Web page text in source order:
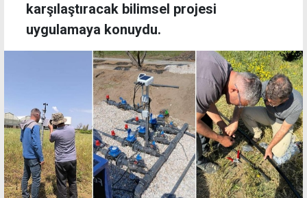
karşılaştıracak bilimsel projesi
uygulamaya konuydu.